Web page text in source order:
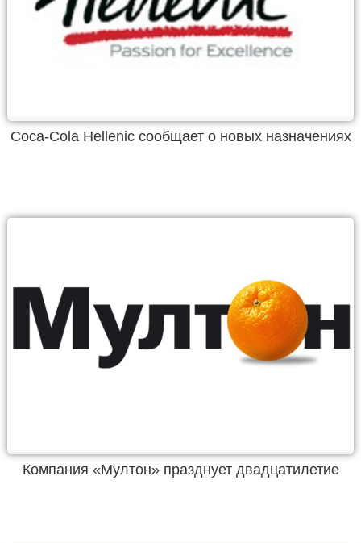
Coca-Cola Hellenic сообщает о новых назначениях
Компания «Мултон» празднует двадцатилетие